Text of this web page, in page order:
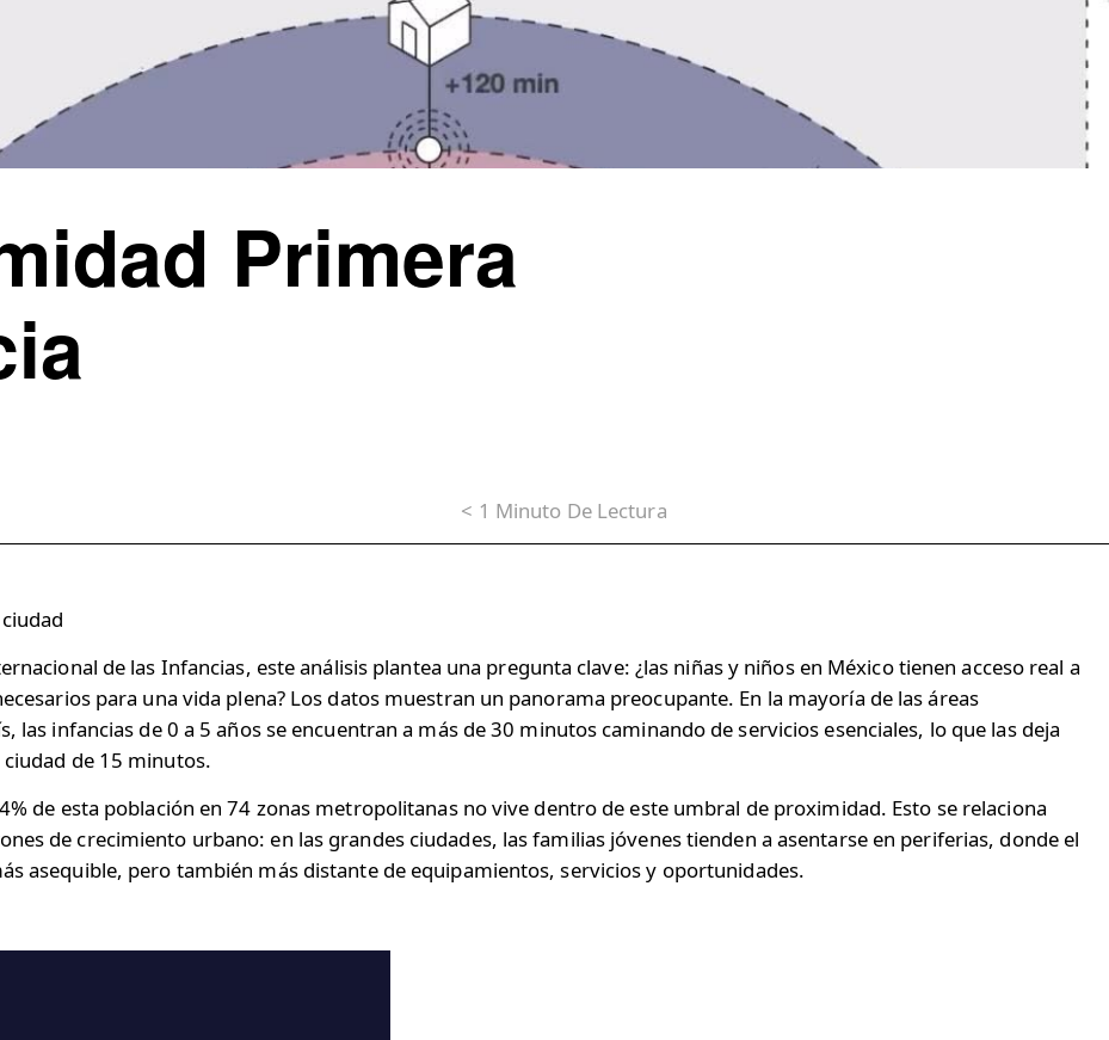
Primera
< 1 Minuto De Lectura
de las Infancias, este análisis plantea una pregunta clave: ¿las niñas y niños en México tienen acceso real a
para una vida plena? Los datos muestran un panorama preocupante. En la mayoría de las áreas
las infancias de 0 a 5 años se encuentran a más de 30 minutos caminando de servicios esenciales, lo que las deja
de 15 minutos.
de esta población en 74 zonas metropolitanas no vive dentro de este umbral de proximidad. Esto se relaciona
de crecimiento urbano: en las grandes ciudades, las familias jóvenes tienden a asentarse en periferias, donde el
asequible, pero también más distante de equipamientos, servicios y oportunidades.